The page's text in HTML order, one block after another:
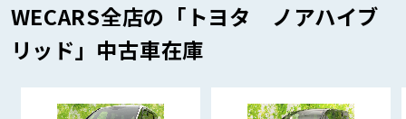
WECARS全店の「トヨタ ノアハイブ
リッド」中古車在庫